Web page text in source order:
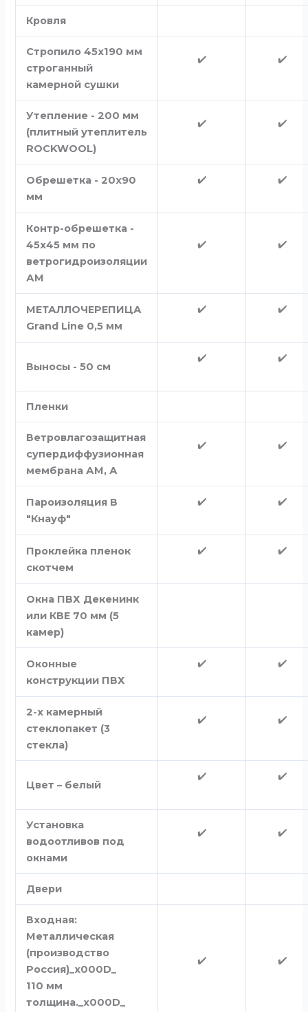
Кровля
Стропило 45х190 мм
строганный
камерной сушки
✔️ ✔️
Утепление - 200 мм
(плитный утеплитель
ROCKWOOL)
✔️ ✔️
Обрешетка - 20х90
мм
✔️ ✔️
Контр-обрешетка -
45х45 мм по
ветрогидроизоляции
АМ
✔️ ✔️
МЕТАЛЛОЧЕРЕПИЦА
Grand Line 0,5 мм
✔️ ✔️
Выносы - 50 см
✔️ ✔️
Пленки
Ветровлагозащитная
супердиффузионная
мембрана АМ, А
✔️ ✔️
Пароизоляция В
"Кнауф"
✔️ ✔️
Проклейка пленок
скотчем
✔️ ✔️
Окна ПВХ Декенинк
или КВЕ 70 мм (5
камер)
Оконные
конструкции ПВХ
✔️ ✔️
2-х камерный
стеклопакет (3
стекла)
✔️ ✔️
Цвет – белый
✔️ ✔️
Установка
водоотливов под
окнами
✔️ ✔️
Двери
Входная:
Металлическая
(производство
Россия)_x000D_
110 мм
толщина._x000D_
✔️ ✔️